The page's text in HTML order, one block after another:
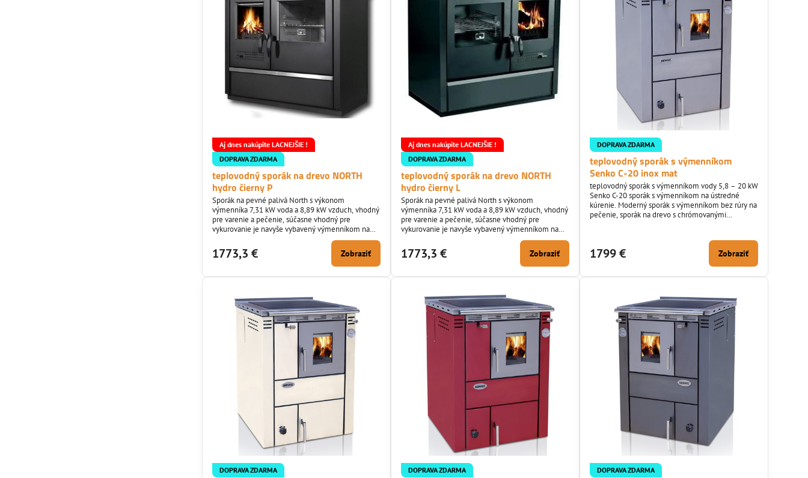
Aj dnes nakúpite LACNEJŠIE !
DOPRAVA ZDARMA
teplovodný sporák na drevo NORTH
hydro čierny P
Sporák na pevné palivá North s výkonom
výmenníka 7,31 kW voda a 8,89 kW vzduch, vhodný
pre varenie a pečenie, súčasne vhodný pre
vykurovanie je navyše vybavený výmenníkom na
13,5 litra. Spĺňa kritéria EKOPROJEKTU.
1773,3 € Zobraziť
Aj dnes nakúpite LACNEJŠIE !
DOPRAVA ZDARMA
teplovodný sporák na drevo NORTH
hydro čierny L
Sporák na pevné palivá North s výkonom
výmenníka 7,31 kW voda a 8,89 kW vzduch, vhodný
pre varenie a pečenie, súčasne vhodný pre
vykurovanie je navyše vybavený výmenníkom na
13,5 litra. Spĺňa kritéria EKOPROJEKTU.
1773,3 € Zobraziť
DOPRAVA ZDARMA
teplovodný sporák s výmenníkom
Senko C-20 inox mat
teplovodný sporák s výmenníkom vody 5,8 – 20 kW
Senko C-20 sporák s výmenníkom na ústredné
kúrenie. Moderný sporák s výmenníkom bez rúry na
pečenie, sporák na drevo s chrómovanými
1799 € Zobraziť
DOPRAVA ZDARMA DOPRAVA ZDARMA DOPRAVA ZDARMA